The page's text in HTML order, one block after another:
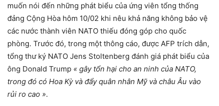
muốn nói đến những phát biểu của ứng viên tổng thống
đảng Cộng Hòa hôm 10/02 khi nêu khả năng không bảo vệ
các nước thành viên NATO thiếu đóng góp cho quốc
phòng. Trước đó, trong một thông cáo, được AFP trích dẫn,
tổng thư ký NATO Jens Stoltenberg đánh giá phát biểu của
ông Donald Trump « gây tổn hại cho an ninh của NATO,
trong đó có Hoa Kỳ và đẩy quân nhân Mỹ và châu Âu vào
rủi ro cao ».